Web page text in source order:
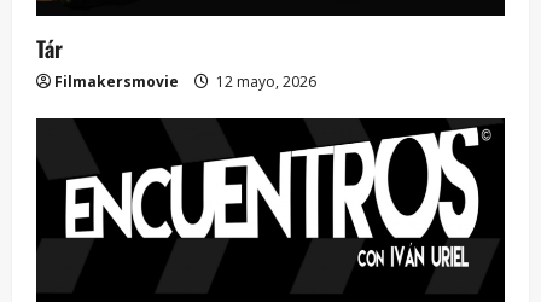
Tár
Filmakersmovie 12 mayo, 2026